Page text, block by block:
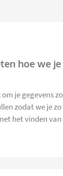
hoe we
je gegevens
zodat we je
het vinden van